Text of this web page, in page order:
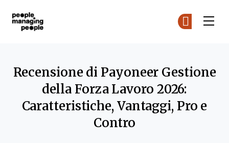
Recensione di Payoneer Gestione
della Forza Lavoro 2026:
Caratteristiche, Vantaggi, Pro e
Contro